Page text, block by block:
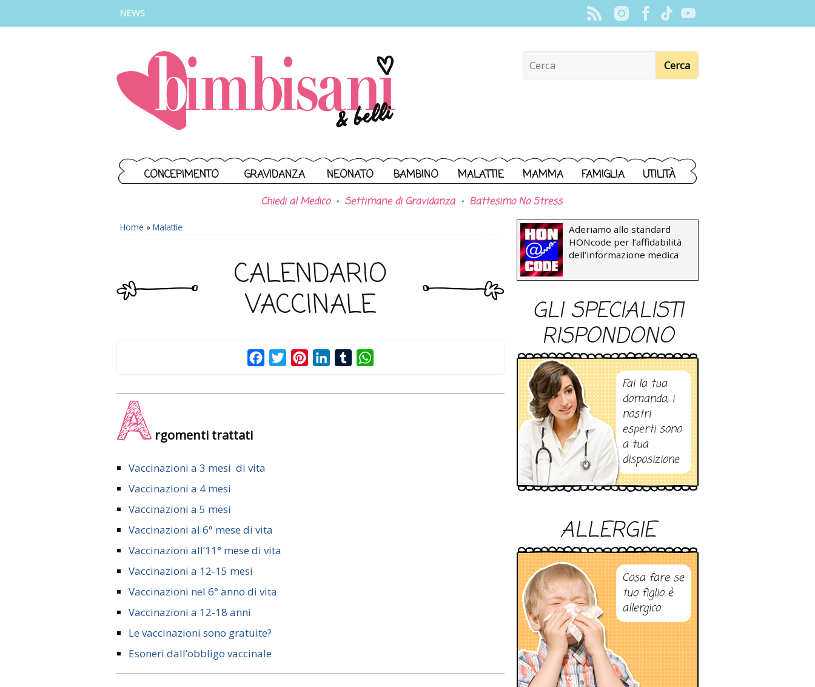
NEWS
CONCEPIMENTO GRAVIDANZA NEONATO BAMBINO MALATTIE MAMMA FAMIGLIA UTILITÀ
Chiedi al Medico Settimane di Gravidanza Battesimo No Stress
Home » Malattie
CALENDARIO
VACCINALE
FacebookTwitterPinterestLinkedInTumblr
A rgomenti trattati
Vaccinazioni a 3 mesi di vita
Vaccinazioni a 4 mesi
Vaccinazioni a 5 mesi
Vaccinazioni al 6° mese di vita
Vaccinazioni all’11° mese di vita
Vaccinazioni a 12-15 mesi
Vaccinazioni nel 6° anno di vita
Vaccinazioni a 12-18 anni
Le vaccinazioni sono gratuite?
Esoneri dall’obbligo vaccinale
Aderiamo allo standard
HONcode per l’affidabilità
dell’informazione medica
GLI SPECIALISTI
RISPONDONO
Fai la tua
domanda, i
nostri
esperti sono
a tua
disposizione
ALLERGIE
Cosa fare se
tuo figlio è
allergico